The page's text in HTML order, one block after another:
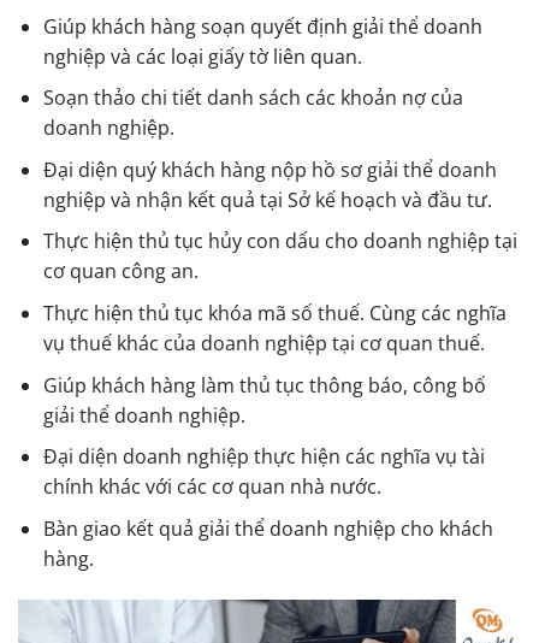
Giúp khách hàng soạn quyết định giải thể doanh
nghiệp và các loại giấy tờ liên quan.
Soạn thảo chi tiết danh sách các khoản nợ của
doanh nghiệp.
Đại diện quý khách hàng nộp hồ sơ giải thể doanh
nghiệp và nhận kết quả tại Sở kế hoạch và đầu tư.
Thực hiện thủ tục hủy con dấu cho doanh nghiệp tại
cơ quan công an.
Thực hiện thủ tục khóa mã số thuế. Cùng các nghĩa
vụ thuế khác của doanh nghiệp tại cơ quan thuế.
Giúp khách hàng làm thủ tục thông báo, công bố
giải thể doanh nghiệp.
Đại diện doanh nghiệp thực hiện các nghĩa vụ tài
chính khác với các cơ quan nhà nước.
Bàn giao kết quả giải thể doanh nghiệp cho khách
hàng.